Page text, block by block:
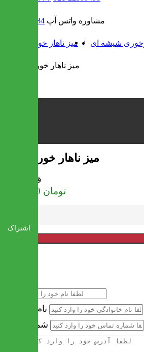
09302308484 مشاوره واتس آپ
میز ناهار خوری / شیشه ای
میز ناهار خوری افروز
قیمت
1,034,000 تومان
نام خانوادگی
شماره تماس
اشتراک